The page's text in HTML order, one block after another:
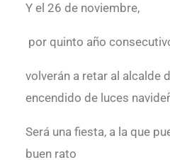
Y el 26 de noviembre,
por quinto año
volverán a retar al alcalde
encendido de luces
Será una fiesta, a la que
buen rato